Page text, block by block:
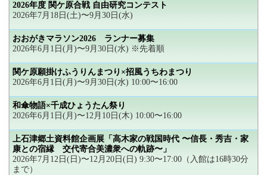
2026年度 関ケ原合戦 自由研究コンテスト
2026年7月18日(土)〜9月30日(水)
おおがきマラソン2026 ランナー募集
2026年6月1日(月)〜9月30日(水) ※先着順
関ケ原願掛けふうりんまつり×招風うちわまつり
2026年6月1日(月)〜9月30日(水) 10:00〜16:00
和傘物語×千成ひょうたん祭り
2026年6月1日(月)〜12月10日(木) 10:00〜16:00
上石津郷土資料館企画展「高木家の戦国時代 〜信長・秀吉・家
康との宿縁 交代寄合美濃衆への軌跡〜」
2026年7月12日(日)〜12月20日(日) 9:30〜17:00（入館は16時30分
まで）